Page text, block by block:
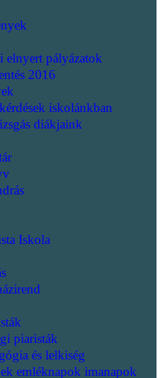
elnyert pályázatok
2016
iskolánkban
diákjaink
Iskola
piaristák
és lelkiség
emléknapok imanapok